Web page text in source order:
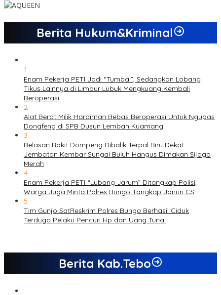
Berita Hukum&Kriminal
1
Enam Pekerja PETI Jadi “Tumbal”, Sedangkan Lobang
Tikus Lainnya di Limbur Lubuk Mengkuang Kembali
Beroperasi
2
Alat Berat Milik Hardiman Bebas Beroperasi Untuk Ngupas
Dongfeng di SPB Dusun Lembah Kuamang
3
Belasan Rakit Dompeng Dibalik Terpal Biru Dekat
Jembatan Kembar Sungai Buluh Hangus Dimakan Sijago
Merah
4
Enam Pekerja PETI “Lubang Jarum” Ditangkap Polisi,
Warga Juga Minta Polres Bungo Tangkap Januri CS
5
Tim Gunjo SatReskrim Polres Bungo Berhasil Ciduk
Terduga Pelaku Pencuri Hp dan Uang Tunai
Berita Kab.Tebo